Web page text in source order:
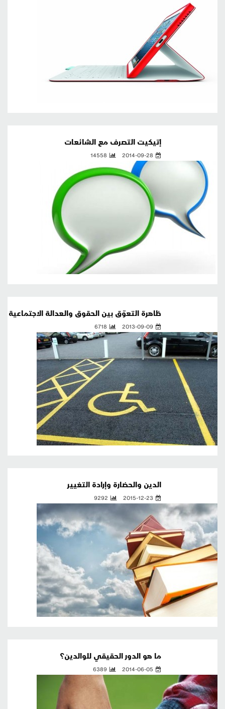
إتيكيت التصرف مع الشائعات
2014-09-28
14558
ظاهرة التعوّق بين الحقوق والعدالة الاجتماعية
2013-09-09
6718
الدين والحضارة وإرادة التغيير
2015-12-23
9292
ما هو الدور الحقيقي للوالدين؟
2014-06-05
6389